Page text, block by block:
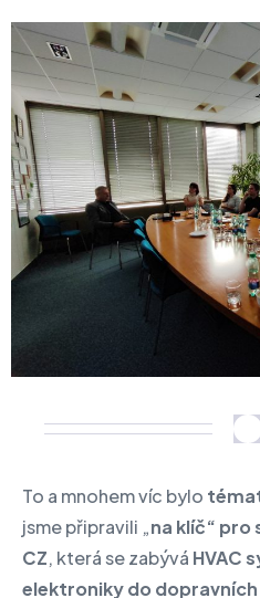
To a mnohem víc bylo
jsme připravili „na klíč“
CZ, která se zabývá HVAC
elektroniky do